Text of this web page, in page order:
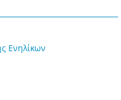
Ενηλίκων